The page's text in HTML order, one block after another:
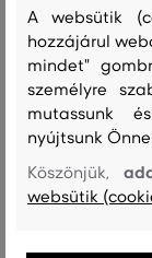
Elérhető méretek:
34 38, 40 +1 további
A websütik
hozzájárul
mindet"
személyre
mutassunk
nyújtsunk
Köszönjük,
websütik